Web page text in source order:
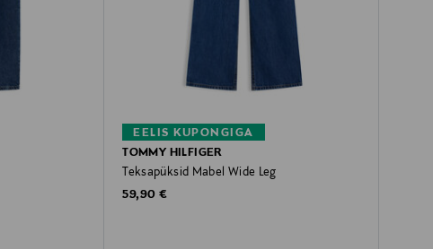
EELIS KUPONGIGA
TOMMY HILFIGER
Teksapüksid Mabel Wide Leg
Original Price
59,90 €